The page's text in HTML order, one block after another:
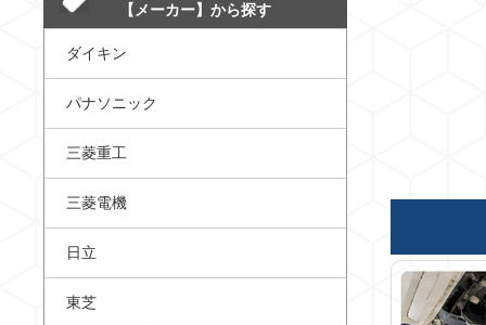
【メーカー】から探す
ダイキン
パナソニック
三菱重工
三菱電機
日立
東芝